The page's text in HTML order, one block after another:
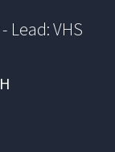
Lead: VHS